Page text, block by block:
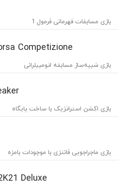
بازی مسابقات قهرمانی فرمول 1
Competizione
بازی شبیه‌ساز مسابقه اتومبیلرانی
بازی اکشن استراتژیک با ساخت پایگاه
بازی ماجراجویی فانتزی با موجودات بامزه
Deluxe